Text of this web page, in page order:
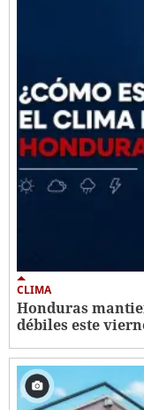
CLIMA
Honduras
débiles este